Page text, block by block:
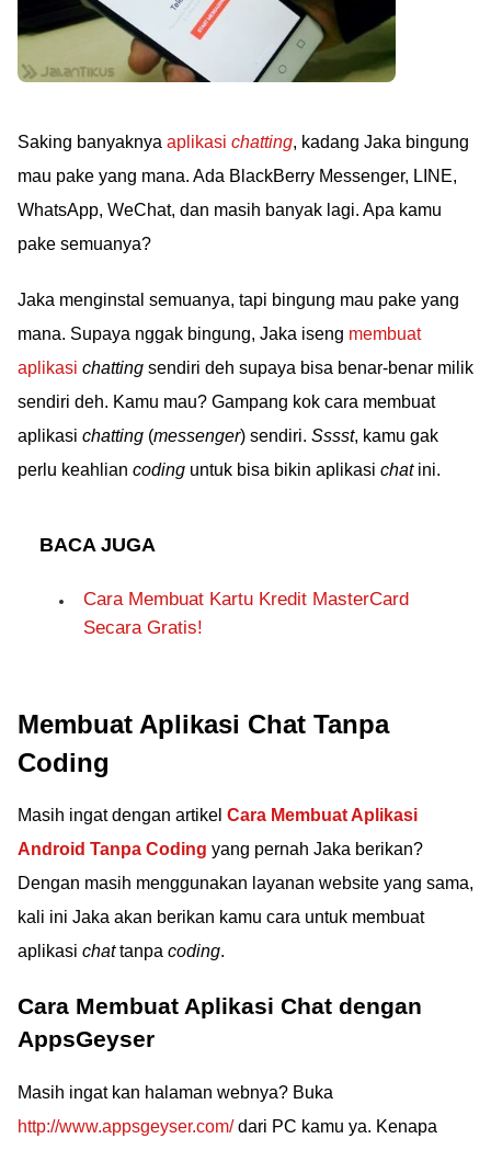
Saking banyaknya aplikasi chatting, kadang Jaka bingung
mau pake yang mana. Ada BlackBerry Messenger, LINE,
WhatsApp, WeChat, dan masih banyak lagi. Apa kamu
pake semuanya?
Jaka menginstal semuanya, tapi bingung mau pake yang
mana. Supaya nggak bingung, Jaka iseng membuat
aplikasi chatting sendiri deh supaya bisa benar-benar milik
sendiri deh. Kamu mau? Gampang kok cara membuat
aplikasi chatting (messenger) sendiri. Sssst, kamu gak
perlu keahlian coding untuk bisa bikin aplikasi chatini.
BACA JUGA
Cara Membuat Kartu Kredit MasterCard
Secara Gratis!
Membuat Aplikasi Chat Tanpa
Coding
Masih ingat dengan artikel Cara Membuat Aplikasi
Android Tanpa Coding yang pernah Jaka berikan?
Dengan masih menggunakan layanan website yang sama,
kali ini Jaka akan berikan kamu cara untuk membuat
aplikasi chattanpa coding.
Cara Membuat Aplikasi Chat dengan
AppsGeyser
Masih ingat kan halaman webnya? Buka
http://www.appsgeyser.com/dari PC kamu ya. Kenapa